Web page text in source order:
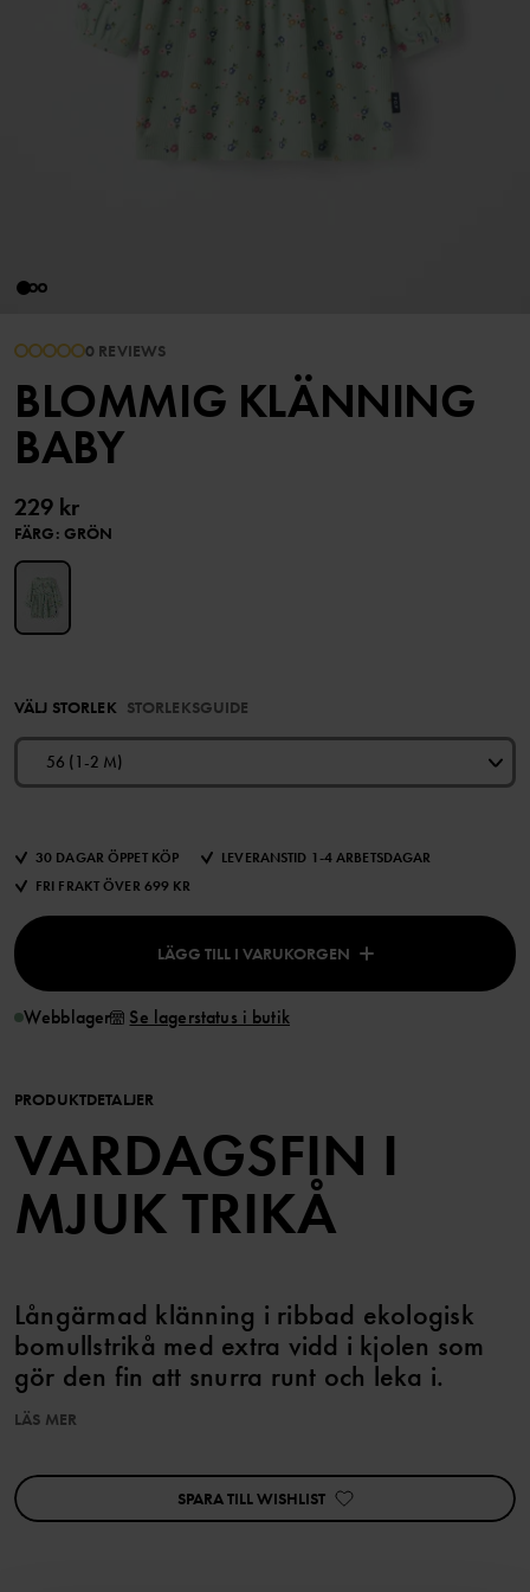
0 REVIEWS
BLOMMIG KLÄNNING
BABY
229 kr
FÄRG: GRÖN
VÄLJ STORLEK STORLEKSGUIDE
56 (1-2 M)
30 DAGAR ÖPPET KÖP
LEVERANSTID 1-4 ARBETSDAGAR
FRI FRAKT ÖVER 699 KR
LÄGG TILL I VARUKORGEN
Webblager Se lagerstatus i butik
PRODUKTDETALJER
VARDAGSFIN I
MJUK TRIKÅ
Långärmad klänning i ribbad ekologisk
bomullstrikå med extra vidd i kjolen som
gör den fin att snurra runt och leka i.
Egenskaper:
• YKK-tryckknappar
LÄS MER
SPARA TILL WISHLIST